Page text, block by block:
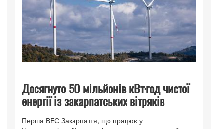
Досягнуто 50 мільйонів кВт·год чистої
енергії із закарпатських вітряків
Перша ВЕС Закарпаття, що працює у